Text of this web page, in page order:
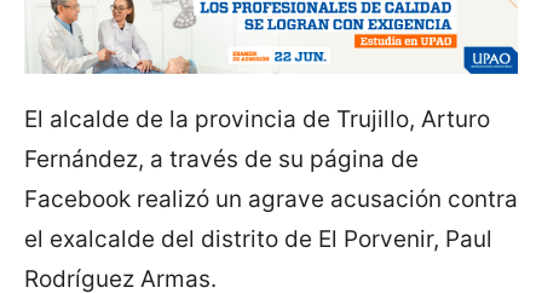
El alcalde de la provincia de Trujillo, Arturo
Fernández, a través de su página de
Facebook realizó un agrave acusación contra
el exalcalde del distrito de El Porvenir, Paul
Rodríguez Armas.